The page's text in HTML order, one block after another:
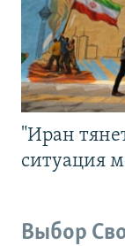
"Иран
ситуация
Выбор